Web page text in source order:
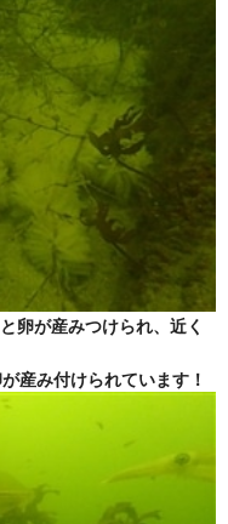
卵が産みつけられ、近く
産み付けられています！